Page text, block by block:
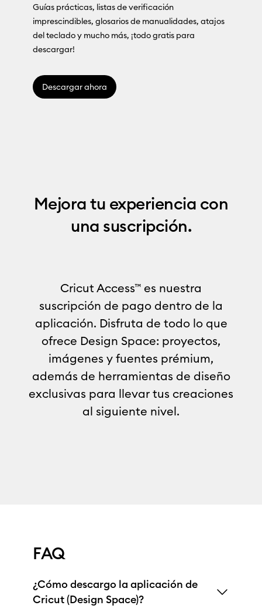
Guías prácticas, listas de verificación
imprescindibles, glosarios de manualidades, atajos
del teclado y mucho más, ¡todo gratis para
descargar!
Descargar ahora
Mejora tu experiencia con
una suscripción.
Cricut Access™ es nuestra
suscripción de pago dentro de la
aplicación. Disfruta de todo lo que
ofrece Design Space: proyectos,
imágenes y fuentes prémium,
además de herramientas de diseño
exclusivas para llevar tus creaciones
al siguiente nivel.
FAQ
¿Cómo descargo la aplicación de
Cricut (Design Space)?